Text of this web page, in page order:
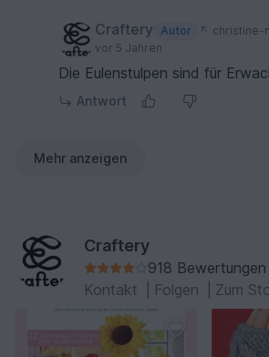
Craftery Autor
christine-
vor 5 Jahren
Die Eulenstulpen sind für
Antwort
Mehr anzeigen
Craftery
918 Bewertungen
Kontakt
Folgen Zum